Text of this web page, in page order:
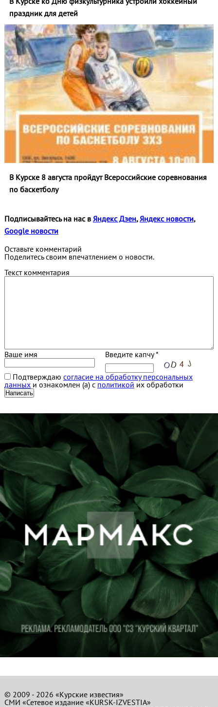
праздник для детей
В Курске 8 августа пройдут Всероссийские соревнования
по баскетболу
Подписывайтесь на нас в Яндекс Дзен,Яндекс новости,
Google новости
Оставьте комментарий
Поделитесь своим впечатлением о новости.
Текст комментария
Ваше имя Введите капчу *
Подтверждаю согласие на обработку персональных
данныхи ознакомлен (а) с политикой их обработки
© 2009 - 2026 «Курские известия»
СМИ «Сетевое издание «KURSK-IZVESTIA»